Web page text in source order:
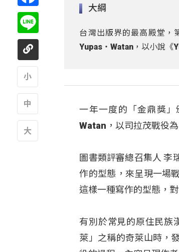
大綱
台灣出版界的最高殿堂，
Yupas‧Watan，以小說《
一年一度的「金鼎獎」
Watan，以司拉茂戰役
圖書類評審總召集人 李
作的型態，來呈現一場
這樣一種寫作的型態，
有別於常見的原住民族
萊」之稱的奇萊山時，